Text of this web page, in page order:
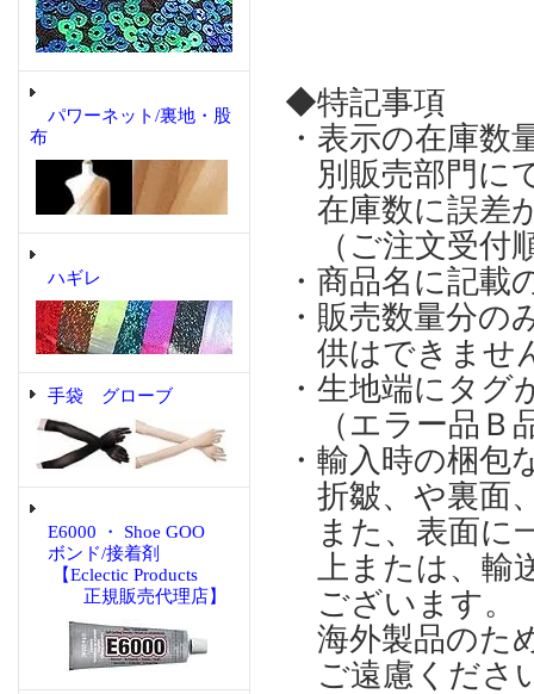
パワーネット/裏地・股
布
ハギレ
手袋 グローブ
E6000 ・ Shoe GOO
ボンド/接着剤
【Eclectic Products
正規販売代理店】
◆特記事項
・表示の在庫
別販売部門に
在庫数に誤差
（ご注文受付
・商品名に記
・販売数量分
供はできませ
・生地端にタ
（エラー品Ｂ
・輸入時の梱
折皺、や裏面
また、表面に
上または、輸
ございます。
海外製品のた
ご遠慮くださ